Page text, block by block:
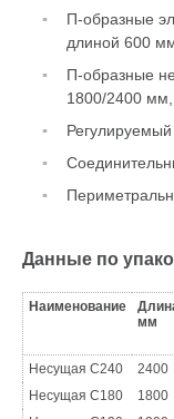
П-образные
длиной 600
П-образные
1800/2400
Данные по
Наименование
мм
Несущая С240
2400
Несущая С180
1800